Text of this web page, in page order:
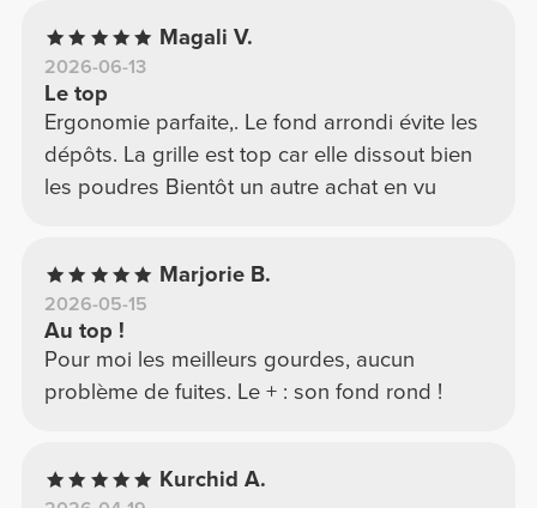
Magali V.
2026-06-13
Le top
Ergonomie parfaite,. Le fond arrondi évite les
dépôts. La grille est top car elle dissout bien
les poudres Bientôt un autre achat en vu
Marjorie B.
2026-05-15
Au top !
Pour moi les meilleurs gourdes, aucun
problème de fuites. Le + : son fond rond !
Kurchid A.